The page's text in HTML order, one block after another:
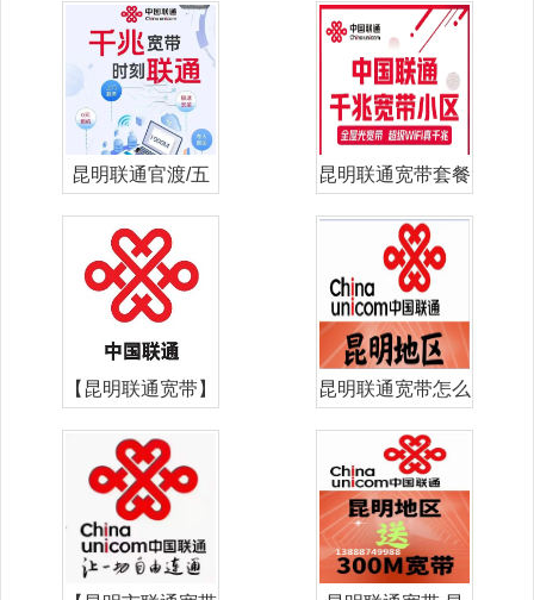
昆明联通官渡/五
宽带办理资费、家
用联通千兆
昆明联通宽带套餐
哪家好用又便宜
2026年
【昆明联通宽带】
通宽带套餐价格表
4月新
昆明联通宽带怎么
道